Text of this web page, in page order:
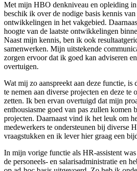
Met mijn HBO denkniveau en opleiding
beschik ik over de nodige basis kennis
ontwikkelingen in het vakgebied.
hoogte van de laatste ontwikkelingen
Naast mijn kennis, ben ik ook
samenwerken. Mijn uitstekende
zorgen ervoor dat ik goed kan adviseren
overtuigen.
Wat mij zo aanspreekt aan deze functie, is
te nemen aan diverse projecten en deze te
zetten. Ik ben ervan overtuigd dat mijn
enthousiasme goed van pas zullen komen
projecten. Daarnaast vind ik het leuk om
medewerkers te ondersteunen bij diverse
vraagstukken en ik lever hier graag een
In mijn vorige functie als HR-assistent
de personeels- en salarisadministratie en